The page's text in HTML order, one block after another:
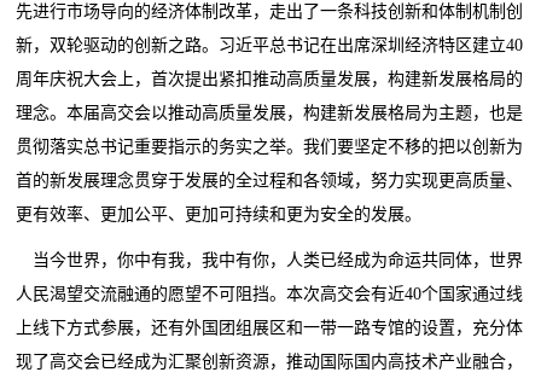
先进行市场导向的经济体制改革，走出了一条科技创新和体制机制创
新，双轮驱动的创新之路。习近平总书记在出席深圳经济特区建立40
周年庆祝大会上，首次提出紧扣推动高质量发展，构建新发展格局的
理念。本届高交会以推动高质量发展，构建新发展格局为主题，也是
贯彻落实总书记重要指示的务实之举。我们要坚定不移的把以创新为
首的新发展理念贯穿于发展的全过程和各领域，努力实现更高质量、
更有效率、更加公平、更加可持续和更为安全的发展。
当今世界，你中有我，我中有你，人类已经成为命运共同体，世界
人民渴望交流融通的愿望不可阻挡。本次高交会有近40个国家通过线
上线下方式参展，还有外国团组展区和一带一路专馆的设置，充分体
现了高交会已经成为汇聚创新资源，推动国际国内高技术产业融合，